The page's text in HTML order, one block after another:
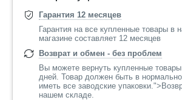
Гарантия 12 месяцев
Гарантия на все купленные товары в
магазине составляет 12 месяцев
Возврат и обмен - без проблем
Вы можете вернуть купленные
дней. Товар должен быть в
иметь все заводские
нашем складе.